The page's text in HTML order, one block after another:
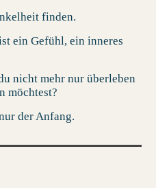
finden.
ein Gefühl, ein inneres
nicht mehr nur überleben
möchtest?
der Anfang.